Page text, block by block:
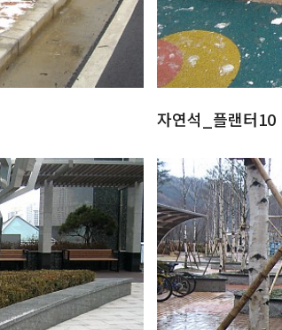
자연석_플랜터10